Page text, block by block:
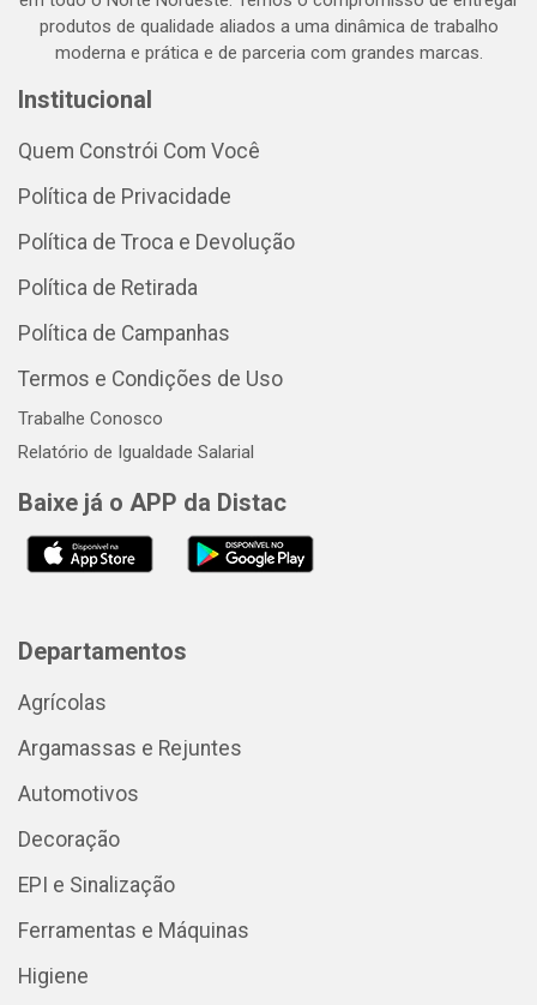
produtos de qualidade aliados a uma dinâmica de trabalho
moderna e prática e de parceria com grandes marcas.
Institucional
Quem Constrói Com Você
Política de Privacidade
Política de Troca e Devolução
Política de Retirada
Política de Campanhas
Termos e Condições de Uso
Trabalhe Conosco
Relatório de Igualdade Salarial
Baixe já o APP da Distac
Departamentos
Agrícolas
Argamassas e Rejuntes
Automotivos
Decoração
EPI e Sinalização
Ferramentas e Máquinas
Higiene